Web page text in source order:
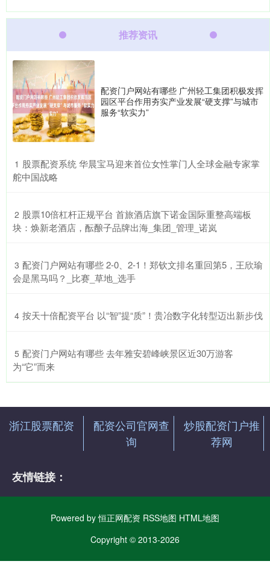
推荐资讯
配资门户网站有哪些 广州轻工集团积极发挥
园区平台作用夯实产业发展“硬支撑”与城市
服务“软实力”
1 ​股票配资系统 华晨宝马迎来首位女性掌门人全球金融专家掌
舵中国战略
2 ​股票10倍杠杆正规平台 首旅酒店旗下诺金国际重整高端板
块：焕新老酒店，酝酿子品牌出海_集团_管理_诺岚
3 ​配资门户网站有哪些 2-0、2-1！郑钦文排名重回第5，王欣瑜
会是黑马吗？_比赛_草地_选手
4 ​按天十倍配资平台 以“智”提“质”！贵冶数字化转型迈出新步伐
5 ​配资门户网站有哪些 去年雅安碧峰峡景区近30万游客
为“它”而来
浙江股票配资
配资公司官网查
询
炒股配资门户推
荐网
友情链接：
Powered by恒正网配资 RSS地图 HTML地图
Copyright © 2013-2026